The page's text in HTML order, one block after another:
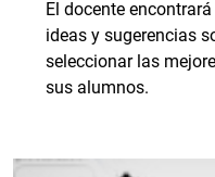
El docente
ideas y sugerencias
seleccionar las
sus alumnos.